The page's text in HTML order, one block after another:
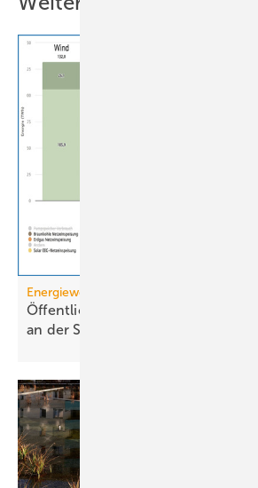
Energiewende
Öffentliche Stromerzeugung
an der Spitze